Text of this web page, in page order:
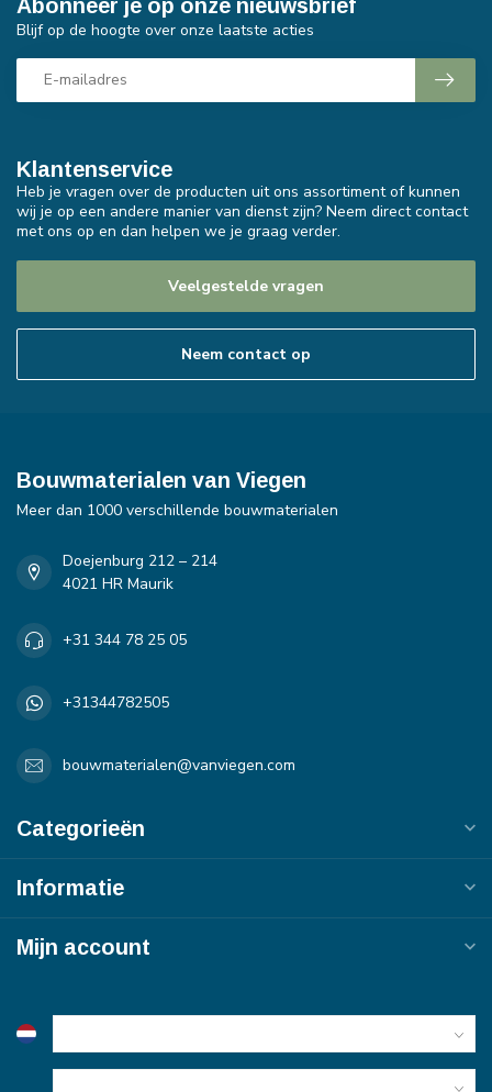
Klantenservice
Heb je vragen over de producten uit ons assortiment of kunnen
wij je op een andere manier van dienst zijn? Neem direct contact
met ons op en dan helpen we je graag verder.
Veelgestelde vragen
Neem contact op
Abonneer je op onze nieuwsbrief
Blijf op de hoogte over onze laatste acties
Bouwmaterialen van Viegen
Meer dan 1000 verschillende bouwmaterialen
Doejenburg 212 – 214
4021 HR Maurik
+31 344 78 25 05
+31344782505
bouwmaterialen@vanviegen.com
Categorieën
Informatie
Mijn account